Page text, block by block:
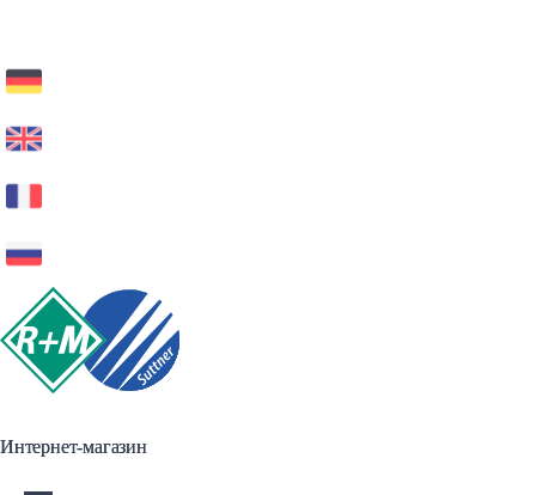
Интернет-магазин
Интернет-магазин